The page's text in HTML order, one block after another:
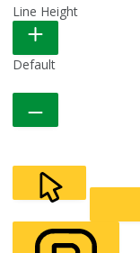
READABLE FONT
Line Height
Default
CURSOR